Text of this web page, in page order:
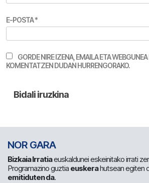
E-POSTA*
GORDE NIRE IZENA, EMAILA ETA
KOMENTATZEN DUDAN HURRENGORAKO.
NOR GARA
Bizkaia Irratiaeuskaldunei eskeinitako irrati
Programazino guztia euskerahutsean egiten
emitiduten da.